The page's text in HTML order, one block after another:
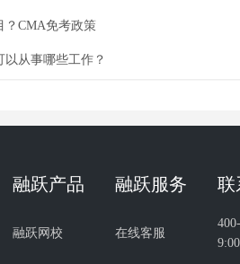
？CMA免考政策
从事哪些工作？
融跃产品 融跃服务 联
融跃网校 在线客服